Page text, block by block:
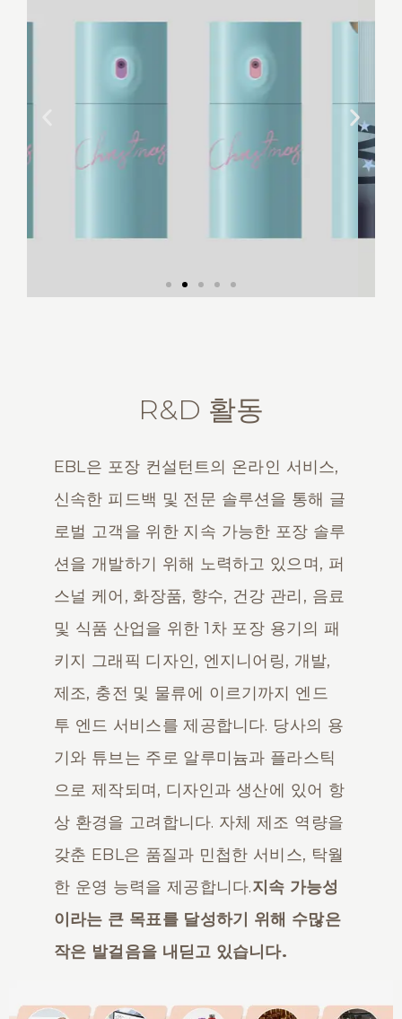
R&D 활동
EBL은 포장 컨설턴트의 온라인 서비스,
신속한 피드백 및 전문 솔루션을 통해 글
로벌 고객을 위한 지속 가능한 포장 솔루
션을 개발하기 위해 노력하고 있으며, 퍼
스널 케어, 화장품, 향수, 건강 관리, 음료
및 식품 산업을 위한 1차 포장 용기의 패
키지 그래픽 디자인, 엔지니어링, 개발,
제조, 충전 및 물류에 이르기까지 엔드
투 엔드 서비스를 제공합니다. 당사의 용
기와 튜브는 주로 알루미늄과 플라스틱
으로 제작되며, 디자인과 생산에 있어 항
상 환경을 고려합니다. 자체 제조 역량을
갖춘 EBL은 품질과 민첩한 서비스, 탁월
한 운영 능력을 제공합니다.지속 가능성
이라는 큰 목표를 달성하기 위해 수많은
작은 발걸음을 내딛고 있습니다.